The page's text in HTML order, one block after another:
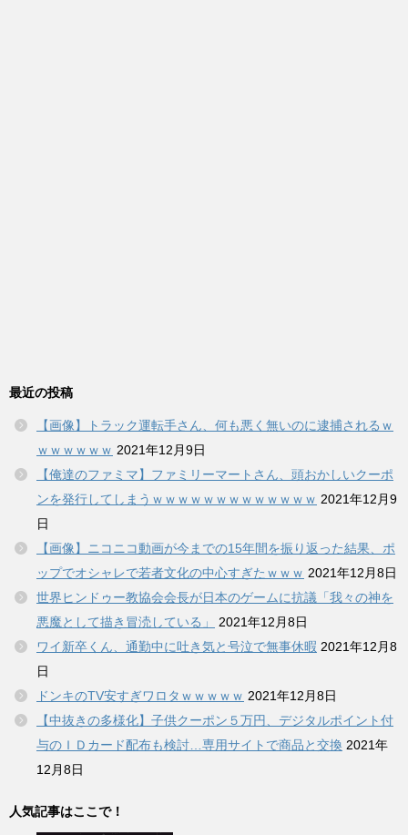
最近の投稿
【画像】トラック運転手さん、何も悪く無いのに逮捕されるｗ
ｗｗｗｗｗｗ 2021年12月9日
【俺達のファミマ】ファミリーマートさん、頭おかしいクーポ
ンを発行してしまうｗｗｗｗｗｗｗｗｗｗｗｗｗ 2021年12月9
日
【画像】ニコニコ動画が今までの15年間を振り返った結果、ポ
ップでオシャレで若者文化の中心すぎたｗｗｗ 2021年12月8日
世界ヒンドゥー教協会会長が日本のゲームに抗議「我々の神を
悪魔として描き冒涜している」
2021年12月8日
ワイ新卒くん、通勤中に吐き気と号泣で無事休暇 2021年12月8
日
ドンキのTV安すぎワロタｗｗｗｗｗ 2021年12月8日
【中抜きの多様化】子供クーポン５万円、デジタルポイント付
与のＩＤカード配布も検討…専用サイトで商品と交換 2021年
12月8日
人気記事はここで！